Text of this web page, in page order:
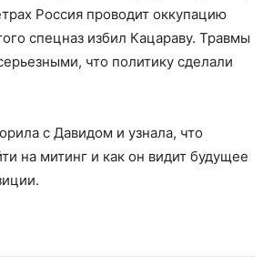
Россия проводит оккупацию
спецназ избил Кацараву. Травмы
что политику сделали
с Давидом и узнала, что
на митинг и как он видит будущее